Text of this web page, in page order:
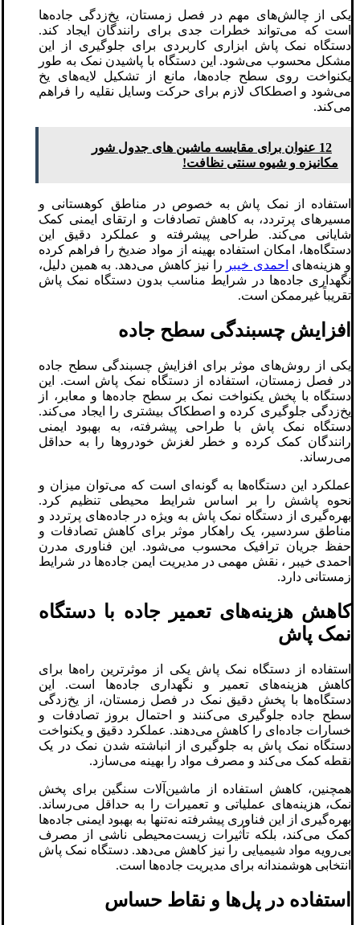
یکی از چالش‌های مهم در فصل زمستان، یخ‌زدگی جاده‌ها
است که می‌تواند خطرات جدی برای رانندگان ایجاد کند.
دستگاه نمک پاش ابزاری کاربردی برای جلوگیری از این
مشکل محسوب می‌شود. این دستگاه با پاشیدن نمک به طور
یکنواخت روی سطح جاده‌ها، مانع از تشکیل لایه‌های یخ
می‌شود و اصطکاک لازم برای حرکت وسایل نقلیه را فراهم
می‌کند.
12 عنوان برای مقایسه ماشین های جدول شور
مکانیزه و شیوه سنتی نظافت!
استفاده از نمک پاش به خصوص در مناطق کوهستانی و
مسیرهای پرتردد، به کاهش تصادفات و ارتقای ایمنی کمک
شایانی می‌کند. طراحی پیشرفته و عملکرد دقیق این
دستگاه‌ها، امکان استفاده بهینه از مواد ضدیخ را فراهم کرده
و هزینه‌های احمدی خیبر را نیز کاهش می‌دهد. به همین دلیل،
نگهداری جاده‌ها در شرایط مناسب بدون دستگاه نمک پاش
تقریباً غیرممکن است.
افزایش چسبندگی سطح جاده
یکی از روش‌های موثر برای افزایش چسبندگی سطح جاده
در فصل زمستان، استفاده از دستگاه نمک پاش است. این
دستگاه با پخش یکنواخت نمک بر سطح جاده‌ها و معابر، از
یخ‌زدگی جلوگیری کرده و اصطکاک بیشتری را ایجاد می‌کند.
دستگاه نمک پاش با طراحی پیشرفته، به بهبود ایمنی
رانندگان کمک کرده و خطر لغزش خودروها را به حداقل
می‌رساند.
عملکرد این دستگاه‌ها به گونه‌ای است که می‌توان میزان و
نحوه پاشش را بر اساس شرایط محیطی تنظیم کرد.
بهره‌گیری از دستگاه نمک پاش به ویژه در جاده‌های پرتردد و
مناطق سردسیر، یک راهکار موثر برای کاهش تصادفات و
حفظ جریان ترافیک محسوب می‌شود. این فناوری مدرن
احمدی خیبر ، نقش مهمی در مدیریت ایمن جاده‌ها در شرایط
زمستانی دارد.
کاهش هزینه‌های تعمیر جاده با دستگاه
نمک پاش
استفاده از دستگاه نمک پاش یکی از موثرترین راه‌ها برای
کاهش هزینه‌های تعمیر و نگهداری جاده‌ها است. این
دستگاه‌ها با پخش دقیق نمک در فصل زمستان، از یخ‌زدگی
سطح جاده جلوگیری می‌کنند و احتمال بروز تصادفات و
خسارات جاده‌ای را کاهش می‌دهند. عملکرد دقیق و یکنواخت
دستگاه نمک پاش به جلوگیری از انباشته شدن نمک در یک
نقطه کمک می‌کند و مصرف مواد را بهینه می‌سازد.
همچنین، کاهش استفاده از ماشین‌آلات سنگین برای پخش
نمک، هزینه‌های عملیاتی و تعمیرات را به حداقل می‌رساند.
بهره‌گیری از این فناوری پیشرفته نه‌تنها به بهبود ایمنی جاده‌ها
کمک می‌کند، بلکه تأثیرات زیست‌محیطی ناشی از مصرف
بی‌رویه مواد شیمیایی را نیز کاهش می‌دهد. دستگاه نمک پاش
انتخابی هوشمندانه برای مدیریت جاده‌ها است.
استفاده در پل‌ها و نقاط حساس